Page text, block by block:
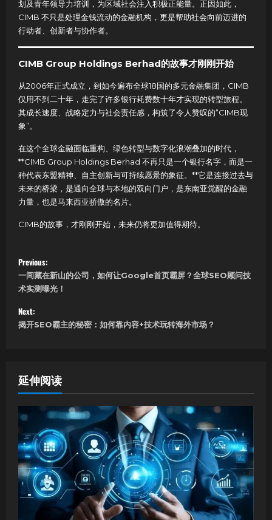
划及青年领导力培训，为区域社会注入积极正能量。正因如此，
CIMB 不只是处理金钱流动的金融机构，更是帮助社会向前迈进的
行动者、创新者与协作者。
CIMB Group Holdings Berhad的故事才刚刚开始
从2006年正式成立，到如今遍布全球18国的多元金融集团，CIMB
仅用不到二十年，走完了许多银行耗费数十年才实现的转型旅程。
其成长速度、战略定力与社会责任感，构筑了令人赞叹的“CIMB现
象”。
在这个全球金融面临重构、绿色转型与数字化浪潮叠加的时代，
**CIMB Group Holdings Berhad 不再只是一个银行名字，而是一
种代表东盟精神、自主创新与可持续愿景的象征。**它是连接过去与
未来的桥梁，是通向全球与本地的双向门户，是东南亚觉醒的金融
力量，也是马来西亚骄傲的名片。
CIMB的故事，才刚刚开始，未来仍将更加值得期待。
P
o
s
t
a
v
i
g
a
Previous:
一间藏在新山的公司，如何让Google首页霸屏？全球SEO顾问技
术实测曝光！
Next:
揭开SEO霸主的秘密：如何靠内容+技术玩转海外市场？
延伸阅读